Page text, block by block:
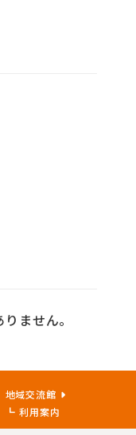
ません。
地域交流館
利用案内